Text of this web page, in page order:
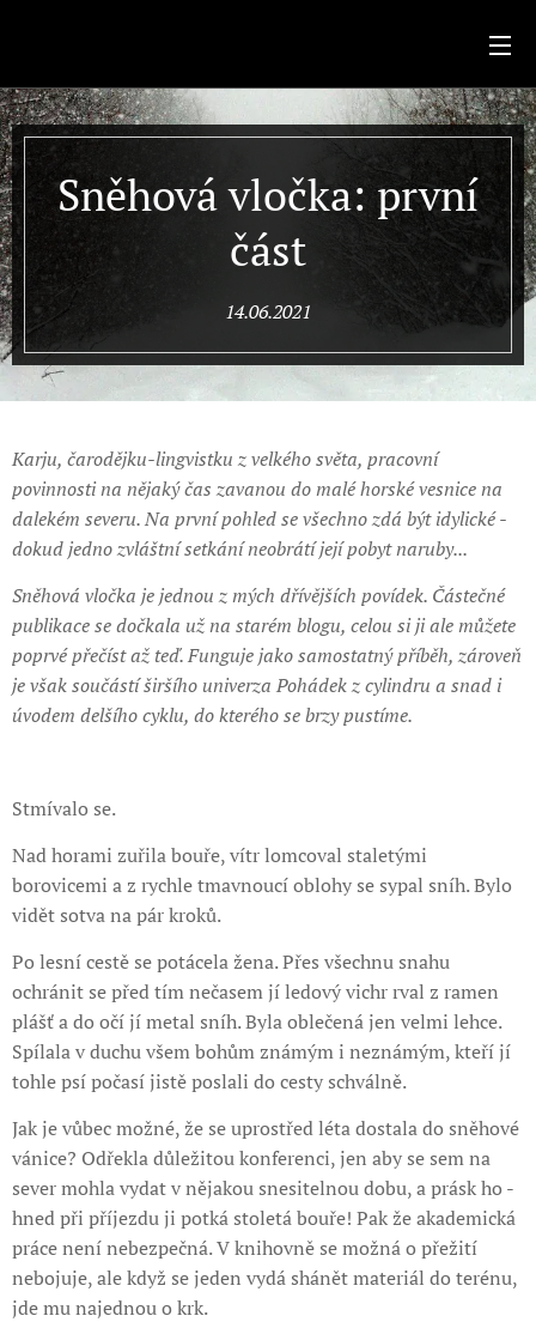
Sněhová vločka: první
část
14.06.2021
Karju, čarodějku-lingvistku z velkého světa, pracovní
povinnosti na nějaký čas zavanou do malé horské vesnice na
dalekém severu. Na první pohled se všechno zdá být idylické -
dokud jedno zvláštní setkání neobrátí její pobyt naruby...
Sněhová vločka je jednou z mých dřívějších povídek. Částečné
publikace se dočkala už na starém blogu, celou si ji ale můžete
poprvé přečíst až teď. Funguje jako samostatný příběh, zároveň
je však součástí širšího univerza Pohádek z cylindru a snad i
úvodem delšího cyklu, do kterého se brzy pustíme.
Stmívalo se.
Nad horami zuřila bouře, vítr lomcoval staletými
borovicemi a z rychle tmavnoucí oblohy se sypal sníh. Bylo
vidět sotva na pár kroků.
Po lesní cestě se potácela žena. Přes všechnu snahu
ochránit se před tím nečasem jí ledový vichr rval z ramen
plášť a do očí jí metal sníh. Byla oblečená jen velmi lehce.
Spílala v duchu všem bohům známým i neznámým, kteří jí
tohle psí počasí jistě poslali do cesty schválně.
Jak je vůbec možné, že se uprostřed léta dostala do sněhové
vánice? Odřekla důležitou konferenci, jen aby se sem na
sever mohla vydat v nějakou snesitelnou dobu, a prásk ho -
hned při příjezdu ji potká stoletá bouře! Pak že akademická
práce není nebezpečná. V knihovně se možná o přežití
nebojuje, ale když se jeden vydá shánět materiál do terénu,
jde mu najednou o krk.